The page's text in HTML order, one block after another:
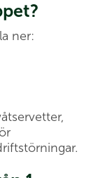
ner: